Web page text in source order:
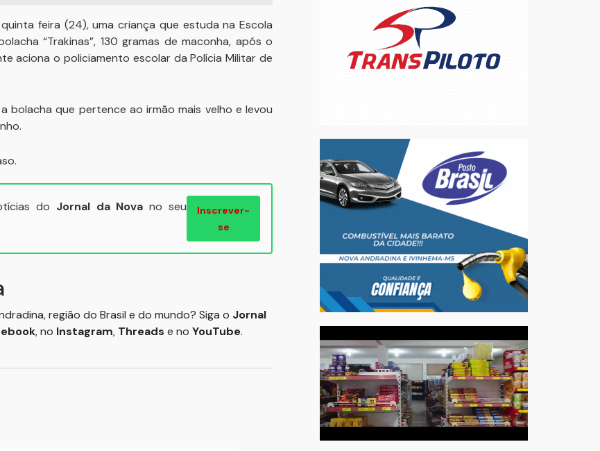
feira (24), uma criança que estuda na Escola
“Trakinas”, 130 gramas de maconha, após o
aciona o policiamento escolar da Polícia Militar de
bolacha que pertence ao irmão mais velho e levou
do Jornal da Nova no seu
Inscrever-
se
região do Brasil e do mundo? Siga o Jornal
, no Instagram, Threads e no YouTube.